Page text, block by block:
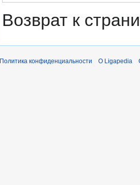
Возврат к
Политика конфиденциальности О Ligapedia